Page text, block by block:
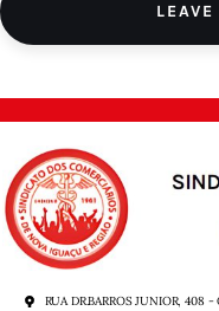
RUA DR.BARROS JUNIOR, 408